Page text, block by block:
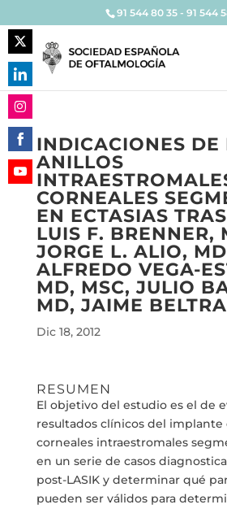
91 544 80 35 - 91 544
INDICACIONES DE
ANILLOS
CORNEALES
EN ECTASIAS
LUIS F. BRENNER,
JORGE L. ALIO,
ALFREDO VEGA-
MD, MSC, JULIO
MD, JAIME
Dic 18, 2012
RESUMEN
El objetivo del estudio es el de
resultados clínicos del implante
corneales intraestromales
en un serie de casos
post-LASIK y determinar qué
pueden ser válidos para
Share
on
Twitter
Share
on
LinkedIn
Share
on
Instagram
Share
on
Facebook
Share
YouTube